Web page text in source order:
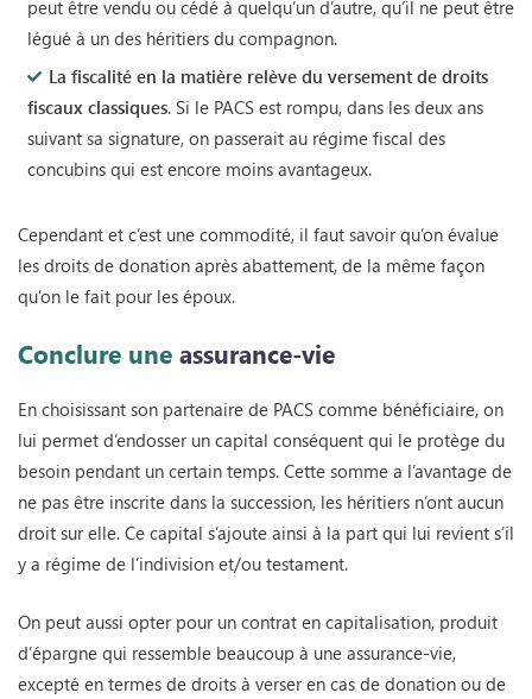
peut être vendu ou cédé à quelqu’un d’autre, qu’il ne peut être
légué à un des héritiers du compagnon.
La fiscalité en la matière relève du versement de droits
fiscaux classiques. Si le PACS est rompu, dans les deux ans
suivant sa signature, on passerait au régime fiscal des
concubins qui est encore moins avantageux.
Cependant et c’est une commodité, il faut savoir qu’on évalue
les droits de donation après abattement, de la même façon
qu’on le fait pour les époux.
Conclure une assurance-vie
En choisissant son partenaire de PACS comme bénéficiaire, on
lui permet d’endosser un capital conséquent qui le protège du
besoin pendant un certain temps. Cette somme a l’avantage de
ne pas être inscrite dans la succession, les héritiers n’ont aucun
droit sur elle. Ce capital s’ajoute ainsi à la part qui lui revient s’il
y a régime de l’indivision et/ou testament.
On peut aussi opter pour un contrat en capitalisation, produit
d’épargne qui ressemble beaucoup à une assurance-vie,
excepté en termes de droits à verser en cas de donation ou de